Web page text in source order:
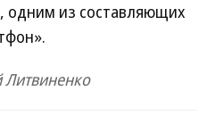
одним из составляющих